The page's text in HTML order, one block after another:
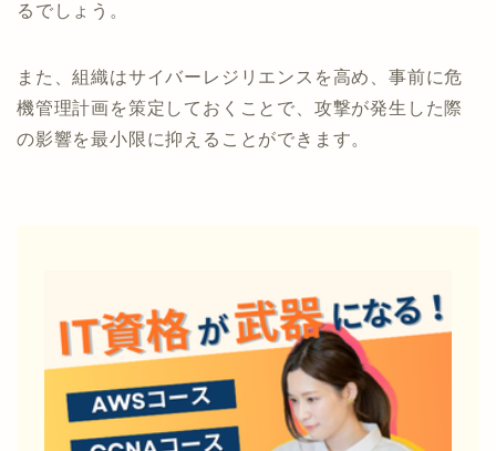
るでしょう。
また、組織はサイバーレジリエンスを高め、事前に危
機管理計画を策定しておくことで、攻撃が発生した際
の影響を最小限に抑えることができます。